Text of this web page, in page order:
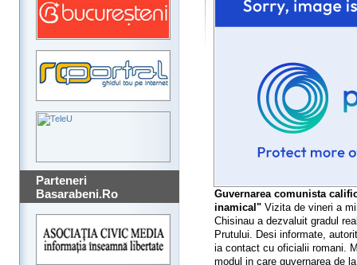
Parteneri
Basarabeni.Ro
Guvernarea comunista
inamical"Vizita de vineri a
Chisinau a dezvaluit gradul
Prutului. Desi informate,
ia contact cu oficialii romani.
modul in care guvernarea de